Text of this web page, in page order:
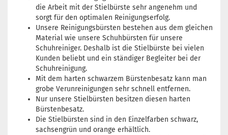
die Arbeit mit der Stielbürste sehr angenehm und
sorgt für den optimalen Reinigungserfolg.
Unsere Reinigungsbürsten bestehen aus dem gleichen
Material wie unsere Schuhbürsten für unsere
Schuhreiniger. Deshalb ist die Stielbürste bei vielen
Kunden beliebt und ein ständiger Begleiter bei der
Schuhreinigung.
Mit dem harten schwarzem Bürstenbesatz kann man
grobe Verunreinigungen sehr schnell entfernen.
Nur unsere Stielbürsten besitzen diesen harten
Bürstenbesatz.
Die Stielbürsten sind in den Einzelfarben schwarz,
sachsengrün und orange erhältlich.